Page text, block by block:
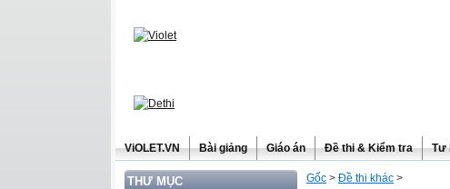
ViOLET.VN Bài giảng Giáo án Đề thi & Kiểm tra Tư
THƯ MỤC Gốc > Đề thi khác >